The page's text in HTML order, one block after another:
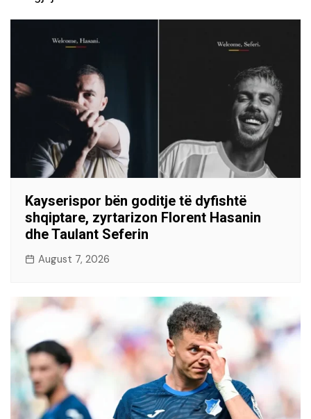
Kayserispor bën goditje të dyfishtë
shqiptare, zyrtarizon Florent Hasanin
dhe Taulant Seferin
August 7, 2026